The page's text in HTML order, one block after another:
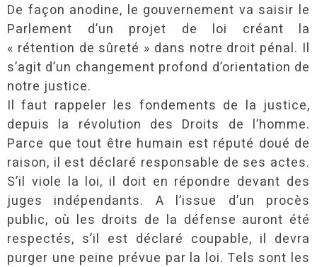
De façon anodine, le gouvernement va saisir le
Parlement d’un projet de loi créant la
« rétention de sûreté » dans notre droit pénal. Il
s’agit d’un changement profond d’orientation de
notre justice.
Il faut rappeler les fondements de la justice,
depuis la révolution des Droits de l’homme.
Parce que tout être humain est réputé doué de
raison, il est déclaré responsable de ses actes.
S’il viole la loi, il doit en répondre devant des
juges indépendants. A l’issue d’un procès
public, où les droits de la défense auront été
respectés, s’il est déclaré coupable, il devra
purger une peine prévue par la loi. Tels sont les